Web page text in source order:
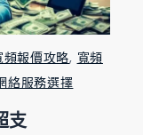
頻報價攻略, 寬頻
絡服務選擇
支